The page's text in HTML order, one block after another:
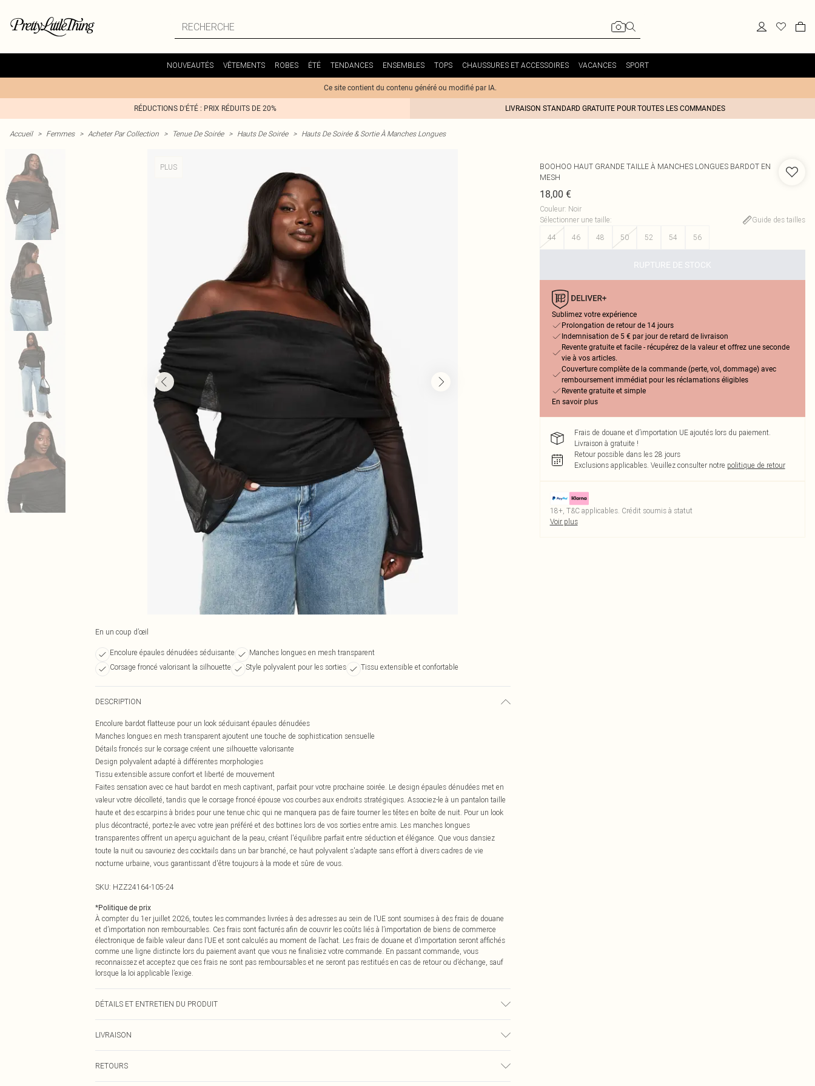
NOUVEAUTÉS VÊTEMENTS ROBES ÉTÉ TENDANCES ENSEMBLES TOPS CHAUSSURES ET ACCESSOIRES VACANCES SPORT
Ce site contient du contenu généré ou modifié par IA.
RÉDUCTIONS D'ÉTÉ : PRIX RÉDUITS DE 20% LIVRAISON STANDARD GRATUITE POUR TOUTES LES COMMANDES
Accueil > Femmes > Acheter Par Collection > Tenue De Soirée > Hauts De Soirée > Hauts De Soirée & Sortie À Manches Longues
PLUS
En un coup d’œil
Encolure épaules dénudées séduisante
Manches longues en mesh transparent
Corsage froncé valorisant la silhouette
Style polyvalent pour les sorties Tissu extensible et confortable
DESCRIPTION
Encolure bardot flatteuse pour un look séduisant épaules dénudées
Manches longues en mesh transparent ajoutent une touche de sophistication sensuelle
Détails froncés sur le corsage créent une silhouette valorisante
Design polyvalent adapté à différentes morphologies
Tissu extensible assure confort et liberté de mouvement
Faites sensation avec ce haut bardot en mesh captivant, parfait pour votre prochaine soirée. Le design épaules dénudées met en
valeur votre décolleté, tandis que le corsage froncé épouse vos courbes aux endroits stratégiques. Associez-le à un pantalon taille
haute et des escarpins à brides pour une tenue chic qui ne manquera pas de faire tourner les têtes en boîte de nuit. Pour un look
plus décontracté, portez-le avec votre jean préféré et des bottines lors de vos sorties entre amis. Les manches longues
transparentes offrent un aperçu aguichant de la peau, créant l'équilibre parfait entre séduction et élégance. Que vous dansiez
toute la nuit ou savouriez des cocktails dans un bar branché, ce haut polyvalent s'adapte sans effort à divers cadres de vie
nocturne urbaine, vous garantissant d'être toujours à la mode et sûre de vous.
SKU: HZZ24164-105-24
*Politique de prix
À compter du 1er juillet 2026, toutes les commandes livrées à des adresses au sein de l’UE sont soumises à des frais de douane
et d’importation non remboursables. Ces frais sont facturés afin de couvrir les coûts liés à l’importation de biens de commerce
électronique de faible valeur dans l’UE et sont calculés au moment de l’achat. Les frais de douane et d’importation seront affichés
comme une ligne distincte lors du paiement avant que vous ne finalisiez votre commande. En passant commande, vous
reconnaissez et acceptez que ces frais ne sont pas remboursables et ne seront pas restitués en cas de retour ou d’échange, sauf
lorsque la loi applicable l’exige.
DÉTAILS ET ENTRETIEN DU PRODUIT
LIVRAISON
RETOURS
BOOHOO HAUT GRANDE TAILLE À MANCHES LONGUES BARDOT EN
MESH
18,00 €
Couleur: Noir
Sélectionner une taille:
Guide des tailles
44
46 48 50 52 54 56
RUPTURE DE STOCK
Sublimez votre expérience
Prolongation de retour de 14 jours
Indemnisation de 5 € par jour de retard de livraison
Revente gratuite et facile - récupérez de la valeur et offrez une seconde
vie à vos articles.
Couverture complète de la commande (perte, vol, dommage) avec
remboursement immédiat pour les réclamations éligibles
Revente gratuite et simple
En savoir plus
Frais de douane et d’importation UE ajoutés lors du paiement.
Livraison à gratuite !
Retour possible dans les 28 jours
Exclusions applicables. Veuillez consulter notre politique de retour
18+, T&C applicables. Crédit soumis à statut
Voir plus